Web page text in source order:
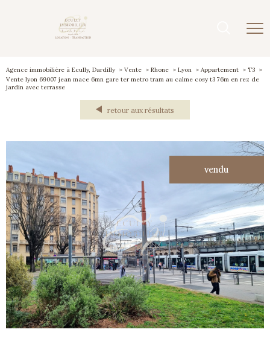
Agence immobilière à Ecully, Dardilly Vente Rhone Lyon Appartement
T3
Vente lyon 69007 jean mace 6mn gare ter metro tram au calme cosy t3 76m en rez de
jardin avec terrasse
retour aux résultats
vendu